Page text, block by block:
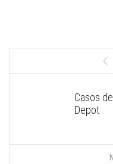
Casos
Depot